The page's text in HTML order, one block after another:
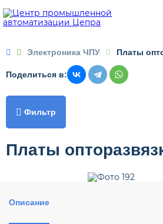
 Электроника ЧПУ Платы
Поделиться в:
 Фильтр
Платы
Описание